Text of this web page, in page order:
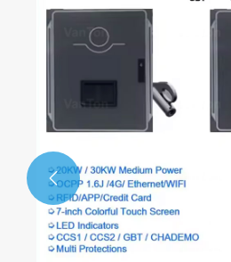
Katso lisää >>
